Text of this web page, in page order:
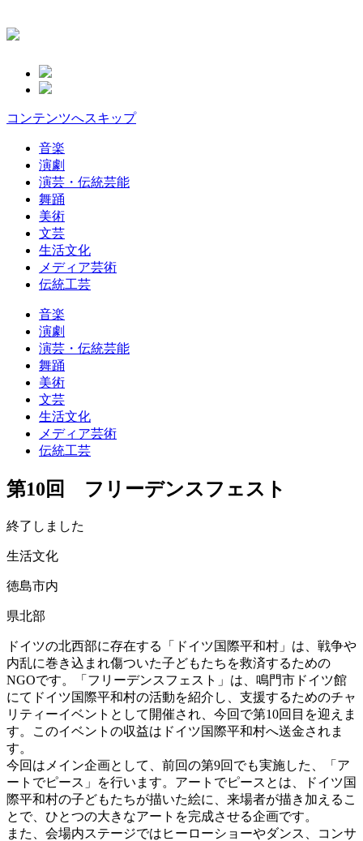
コンテンツへスキップ
音楽
演劇
演芸・伝統芸能
舞踊
美術
文芸
生活文化
メディア芸術
伝統工芸
音楽
演劇
演芸・伝統芸能
舞踊
美術
文芸
生活文化
メディア芸術
伝統工芸
第10回 フリーデンスフェスト
終了しました
生活文化
徳島市内
県北部
ドイツの北西部に存在する「ドイツ国際平和村」は、戦争や
内乱に巻き込まれ傷ついた子どもたちを救済するための
NGOです。「フリーデンスフェスト」は、鳴門市ドイツ館
にてドイツ国際平和村の活動を紹介し、支援するためのチャ
リティーイベントとして開催され、今回で第10回目を迎えま
す。このイベントの収益はドイツ国際平和村へ送金されま
す。
今回はメイン企画として、前回の第9回でも実施した、「ア
ートでピース」を行います。アートでピースとは、ドイツ国
際平和村の子どもたちが描いた絵に、来場者が描き加えるこ
とで、ひとつの大きなアートを完成させる企画です。
また、会場内ステージではヒーローショーやダンス、コンサ